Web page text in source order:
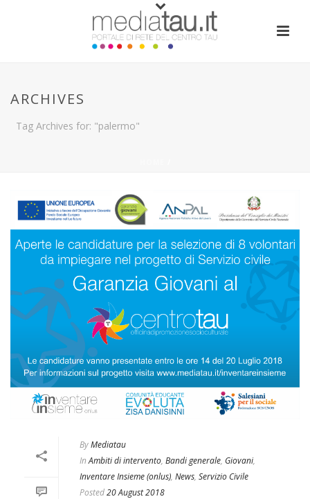
ARCHIVES
Tag Archives for: "palermo"
ByMediatau
In Ambiti di intervento, Bandi generale, Giovani,
Inventare Insieme (onlus), News, Servizio Civile
Posted20 August 2018